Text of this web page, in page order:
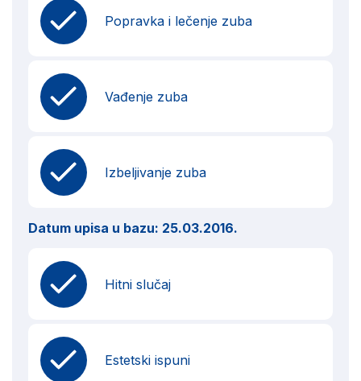
Popravka i lečenje zuba
Vađenje zuba
Izbeljivanje zuba
Datum upisa u bazu: 25.03.2016.
Hitni slučaj
Estetski ispuni